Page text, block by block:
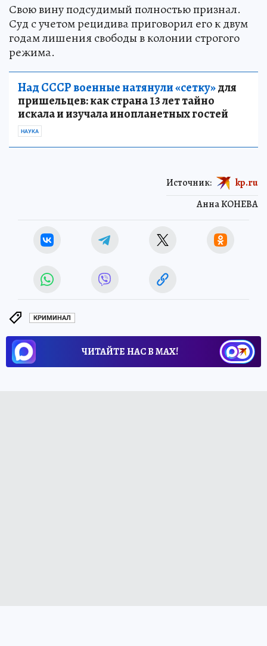
Свою вину подсудимый полностью признал.
Суд с учетом рецидива приговорил его к двум
годам лишения свободы в колонии строгого
режима.
Над СССР военные натянули «сетку»для
пришельцев: как страна 13 лет тайно
искала и изучала инопланетных гостей
НАУКА
Анна КОНЕВА
Источник: kp.ru
КРИМИНАЛ
ЧИТАЙТЕ НАС В МАХ!